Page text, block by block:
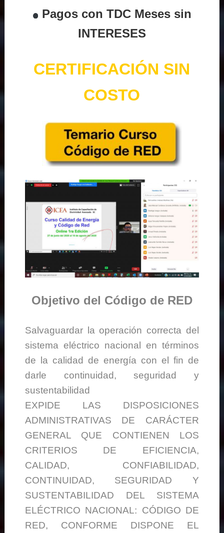
Pagos con TDC Meses sin
INTERESES
CERTIFICACIÓN SIN
COSTO
Objetivo del Código de RED
Salvaguardar la operación correcta del
sistema eléctrico nacional en términos
de la calidad de energía con el fin de
darle continuidad, seguridad y
sustentabilidad
EXPIDE LAS DISPOSICIONES
ADMINISTRATIVAS DE CARÁCTER
GENERAL QUE CONTIENEN LOS
CRITERIOS DE EFICIENCIA,
CALIDAD, CONFIABILIDAD,
CONTINUIDAD, SEGURIDAD Y
SUSTENTABILIDAD DEL SISTEMA
ELÉCTRICO NACIONAL: CÓDIGO DE
RED, CONFORME DISPONE EL